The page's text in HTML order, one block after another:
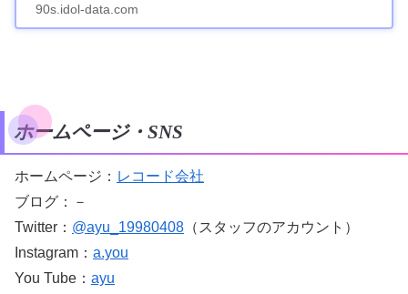
90s.idol-data.com
ホームページ・SNS
ホームページ： レコード会社
ブログ：－
Twitter： @ayu_19980408 （スタッフのアカウント）
Instagram： a.you
You Tube： ayu